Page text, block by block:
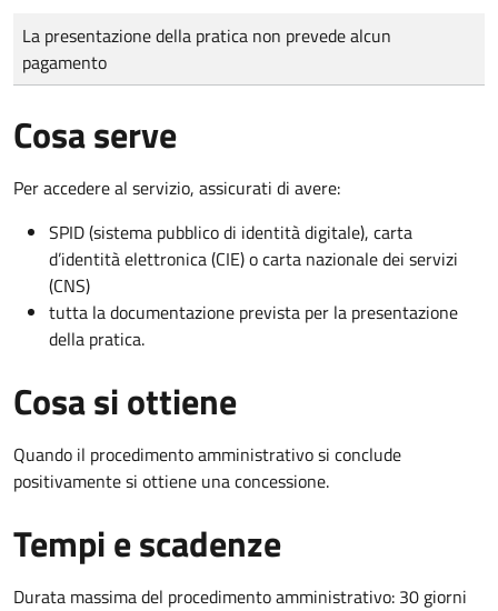
Tipo di pagamento
Importo
La presentazione della pratica non prevede alcun
pagamento
Cosa serve
Per accedere al servizio, assicurati di avere:
SPID (sistema pubblico di identità digitale), carta
d’identità elettronica (CIE) o carta nazionale dei servizi
(CNS)
tutta la documentazione prevista per la presentazione
della pratica.
Cosa si ottiene
Quando il procedimento amministrativo si conclude
positivamente si ottiene una concessione.
Tempi e scadenze
Durata massima del procedimento amministrativo: 30 giorni